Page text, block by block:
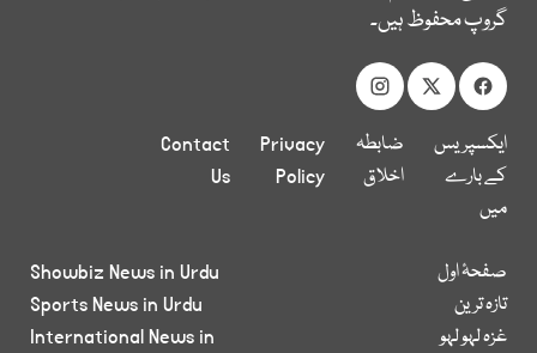
گروپ محفوظ ہیں۔
ایکسپریس
کے بارے
میں
ضابطہ
اخلاق
Privacy
Policy
Contact
Us
صفحۂ اول
تازہ ترین
غزہ لہو لہو
Showbiz News in Urdu
Sports News in Urdu
International News in